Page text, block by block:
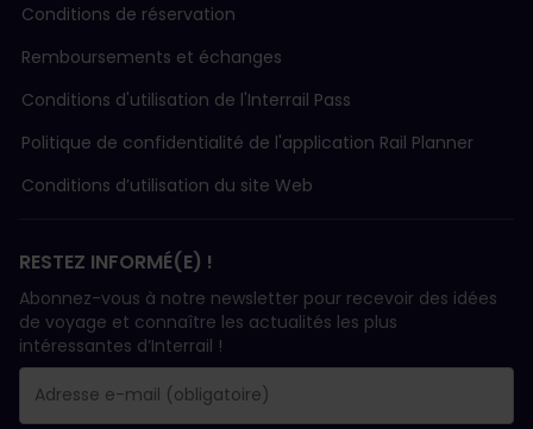
Conditions de réservation
Remboursements et échanges
Conditions d'utilisation de l'Interrail Pass
Politique de confidentialité de l'application Rail Planner
Conditions d’utilisation du site Web
RESTEZ INFORMÉ(E) !
Abonnez-vous à notre newsletter pour recevoir des idées
de voyage et connaître les actualités les plus
intéressantes d’Interrail !